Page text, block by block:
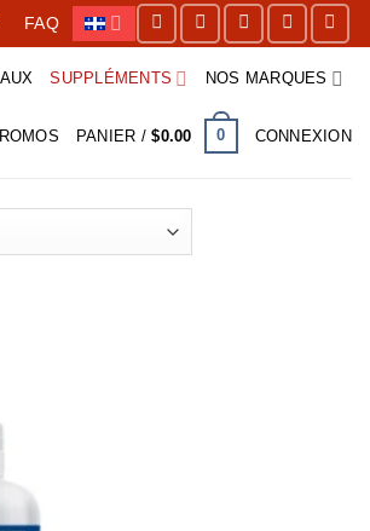
FAQ
SUPPLÉMENTS NOS MARQUES
PANIER /$0.00 0 CONNEXION